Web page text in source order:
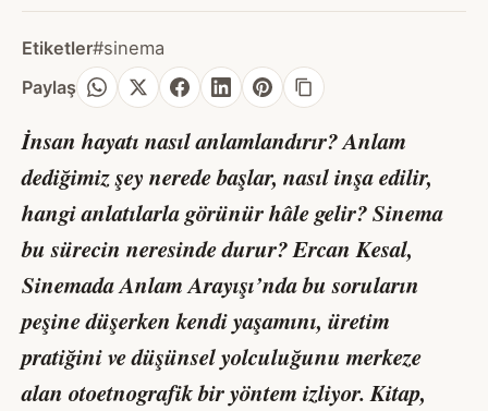
Etiketler#sinema
Paylaş
İnsan hayatı nasıl anlamlandırır? Anlam
dediğimiz şey nerede başlar, nasıl inşa edilir,
hangi anlatılarla görünür hâle gelir? Sinema
bu sürecin neresinde durur? Ercan Kesal,
Sinemada Anlam Arayışı’nda bu soruların
peşine düşerken kendi yaşamını, üretim
pratiğini ve düşünsel yolculuğunu merkeze
alan otoetnografik bir yöntem izliyor. Kitap,